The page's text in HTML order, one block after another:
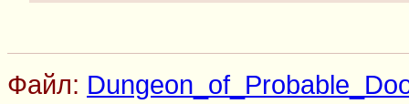
Файл: